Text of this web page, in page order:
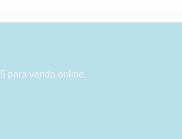
para venda online.